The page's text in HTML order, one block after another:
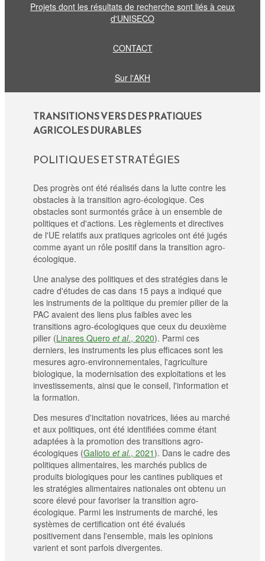
Projets dont les résultats de recherche sont liés à ceux
d'UNISECO
CONTACT
Sur l'AKH
TRANSITIONS VERS DES PRATIQUES
AGRICOLES DURABLES
POLITIQUES ET STRATÉGIES
Des progrès ont été réalisés dans la lutte contre les
obstacles à la transition agro-écologique. Ces
obstacles sont surmontés grâce à un ensemble de
politiques et d'actions. Les règlements et directives
de l'UE relatifs aux pratiques agricoles ont été jugés
comme ayant un rôle positif dans la transition agro-
écologique.
Une analyse des politiques et des stratégies dans le
cadre d'études de cas dans 15 pays a indiqué que
les instruments de la politique du premier pilier de la
PAC avaient des liens plus faibles avec les
transitions agro-écologiques que ceux du deuxième
pilier (Linares Quero et al., 2020). Parmi ces
derniers, les instruments les plus efficaces sont les
mesures agro-environnementales, l'agriculture
biologique, la modernisation des exploitations et les
investissements, ainsi que le conseil, l'information et
la formation.
Des mesures d'incitation novatrices, liées au marché
et aux politiques, ont été identifiées comme étant
adaptées à la promotion des transitions agro-
écologiques (Galioto et al., 2021). Dans le cadre des
politiques alimentaires, les marchés publics de
produits biologiques pour les cantines publiques et
les stratégies alimentaires nationales ont obtenu un
score élevé pour favoriser la transition agro-
écologique. Parmi les instruments de marché, les
systèmes de certification ont été évalués
positivement dans l'ensemble, mais les opinions
varient et sont parfois divergentes.